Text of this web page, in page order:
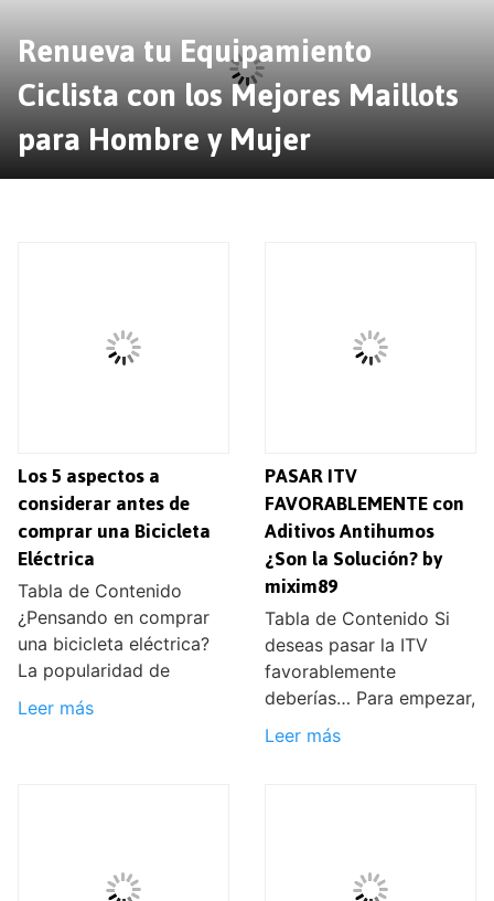
Renueva tu Equipamiento
Ciclista con los Mejores Maillots
para Hombre y Mujer
Los 5 aspectos a
considerar antes de
comprar una Bicicleta
Eléctrica
Tabla de Contenido
¿Pensando en comprar
una bicicleta eléctrica?
La popularidad de
Leer más
PASAR ITV
FAVORABLEMENTE con
Aditivos Antihumos
¿Son la Solución? by
mixim89
Tabla de Contenido Si
deseas pasar la ITV
favorablemente
deberías… Para empezar,
Leer más